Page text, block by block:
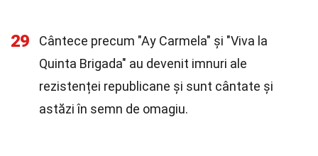
29
Cântece precum "Ay Carmela" și "Viva la
Quinta Brigada" au devenit imnuri ale
rezistenței republicane și sunt cântate și
astăzi în semn de omagiu.